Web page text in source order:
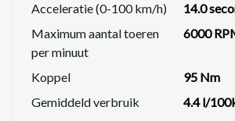
Acceleratie (0-100 km/h)
14.0
Maximum aantal toeren
per minuut
6000
Koppel
95 Nm
Gemiddeld verbruik
4.4 l/